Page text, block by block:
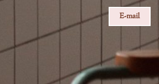
E-mail